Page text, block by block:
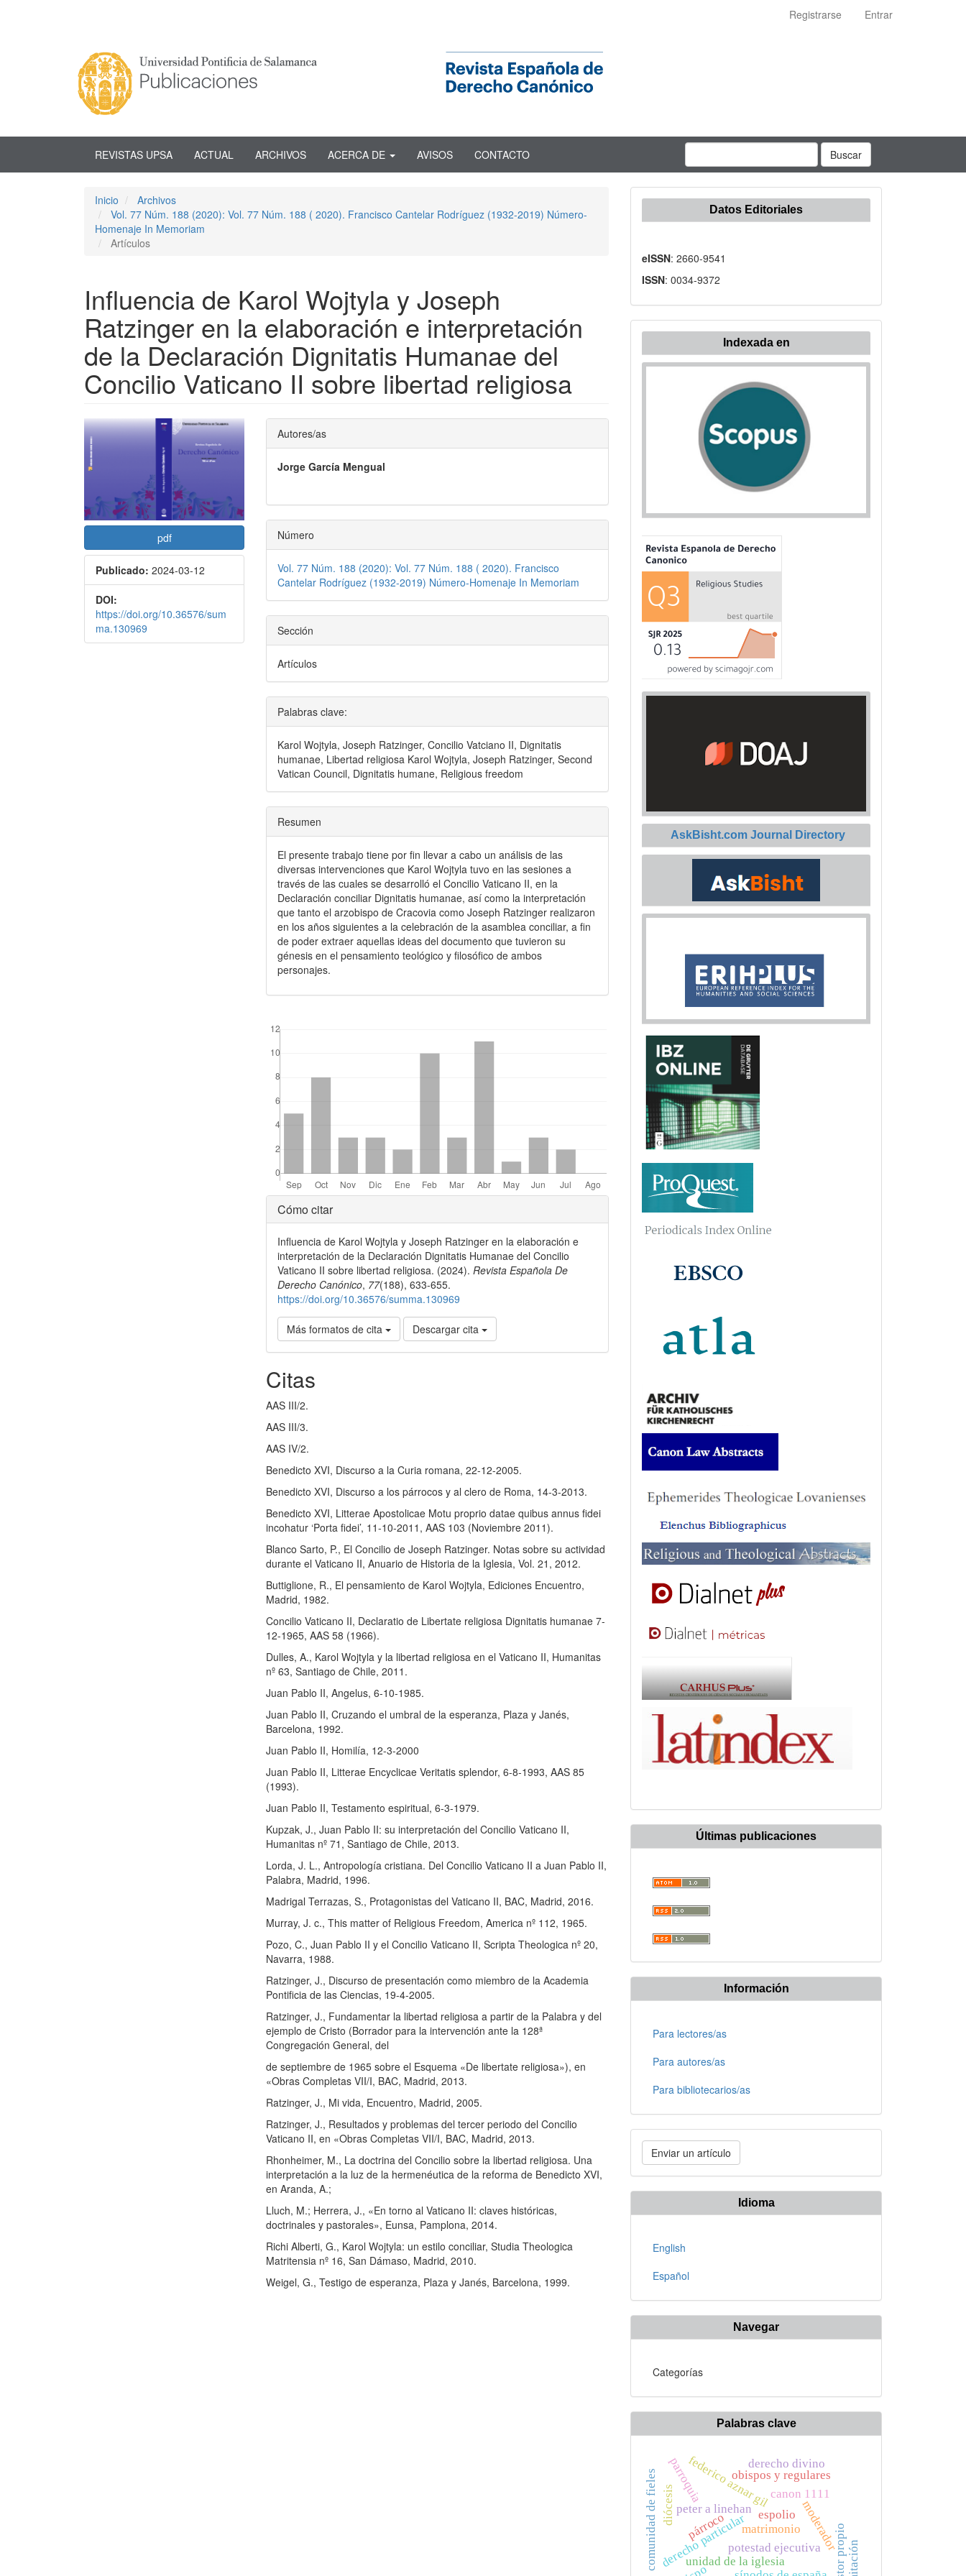
Registrarse Entrar
REVISTAS UPSA ACTUAL ARCHIVOS ACERCA DE AVISOS CONTACTO Buscar
Inicio
Archivos
Vol. 77 Núm. 188 (2020): Vol. 77 Núm. 188 ( 2020). Francisco Cantelar Rodríguez (1932-2019) Número-
Homenaje In Memoriam
Artículos
Influencia de Karol Wojtyla y Joseph
Ratzinger en la elaboración e interpretación
de la Declaración Dignitatis Humanae del
Concilio Vaticano II sobre libertad religiosa
Barra
lateral
del
artículo
pdf
Publicado: 2024-03-12
DOI:
https://doi.org/10.36576/sum
ma.130969
Contenido
principal
del
artículo
Autores/as
Jorge García Mengual
Número
Vol. 77 Núm. 188 (2020): Vol. 77 Núm. 188 ( 2020). Francisco
Cantelar Rodríguez (1932-2019) Número-Homenaje In Memoriam
Sección
Artículos
Palabras clave:
Karol Wojtyla, Joseph Ratzinger, Concilio Vatciano II, Dignitatis
humanae, Libertad religiosa Karol Wojtyla, Joseph Ratzinger, Second
Vatican Council, Dignitatis humane, Religious freedom
Resumen
El presente trabajo tiene por fin llevar a cabo un análisis de las
diversas intervenciones que Karol Wojtyla tuvo en las sesiones a
través de las cuales se desarrolló el Concilio Vaticano II, en la
Declaración conciliar Dignitatis humanae, así como la interpretación
que tanto el arzobispo de Cracovia como Joseph Ratzinger realizaron
en los años siguientes a la celebración de la asamblea conciliar, a fin
de poder extraer aquellas ideas del documento que tuvieron su
génesis en el pensamiento teológico y filosófico de ambos
personajes.
Detalles
del
artículo
Cómo citar
Influencia de Karol Wojtyla y Joseph Ratzinger en la elaboración e
interpretación de la Declaración Dignitatis Humanae del Concilio
Vaticano II sobre libertad religiosa. (2024).Revista Española De
Derecho Canónico, 77(188), 633-655.
https://doi.org/10.36576/summa.130969
Más formatos de cita Descargar cita
Citas
AAS III/2.
AAS III/3.
AAS IV/2.
Benedicto XVI, Discurso a la Curia romana, 22-12-2005.
Benedicto XVI, Discurso a los párrocos y al clero de Roma, 14-3-2013.
Benedicto XVI, Litterae Apostolicae Motu proprio datae quibus annus fidei
incohatur ‘Porta fidei’, 11-10-2011, AAS 103 (Noviembre 2011).
Blanco Sarto, P., El Concilio de Joseph Ratzinger. Notas sobre su actividad
durante el Vaticano II, Anuario de Historia de la Iglesia, Vol. 21, 2012.
Buttiglione, R., El pensamiento de Karol Wojtyla, Ediciones Encuentro,
Madrid, 1982.
Concilio Vaticano II, Declaratio de Libertate religiosa Dignitatis humanae 7-
12-1965, AAS 58 (1966).
Dulles, A., Karol Wojtyla y la libertad religiosa en el Vaticano II, Humanitas
nº 63, Santiago de Chile, 2011.
Juan Pablo II, Angelus, 6-10-1985.
Juan Pablo II, Cruzando el umbral de la esperanza, Plaza y Janés,
Barcelona, 1992.
Juan Pablo II, Homilía, 12-3-2000
Juan Pablo II, Litterae Encyclicae Veritatis splendor, 6-8-1993, AAS 85
(1993).
Juan Pablo II, Testamento espiritual, 6-3-1979.
Kupzak, J., Juan Pablo II: su interpretación del Concilio Vaticano II,
Humanitas nº 71, Santiago de Chile, 2013.
Lorda, J. L., Antropología cristiana. Del Concilio Vaticano II a Juan Pablo II,
Palabra, Madrid, 1996.
Madrigal Terrazas, S., Protagonistas del Vaticano II, BAC, Madrid, 2016.
Murray, J. c., This matter of Religious Freedom, America nº 112, 1965.
Pozo, C., Juan Pablo II y el Concilio Vaticano II, Scripta Theologica nº 20,
Navarra, 1988.
Ratzinger, J., Discurso de presentación como miembro de la Academia
Pontificia de las Ciencias, 19-4-2005.
Ratzinger, J., Fundamentar la libertad religiosa a partir de la Palabra y del
ejemplo de Cristo (Borrador para la intervención ante la 128ª
Congregación General, del
de septiembre de 1965 sobre el Esquema «De libertate religiosa»), en
«Obras Completas VII/I, BAC, Madrid, 2013.
Ratzinger, J., Mi vida, Encuentro, Madrid, 2005.
Ratzinger, J., Resultados y problemas del tercer periodo del Concilio
Vaticano II, en «Obras Completas VII/I, BAC, Madrid, 2013.
Rhonheimer, M., La doctrina del Concilio sobre la libertad religiosa. Una
interpretación a la luz de la hermenéutica de la reforma de Benedicto XVI,
en Aranda, A.;
Lluch, M.; Herrera, J., «En torno al Vaticano II: claves históricas,
doctrinales y pastorales», Eunsa, Pamplona, 2014.
Richi Alberti, G., Karol Wojtyla: un estilo conciliar, Studia Theologica
Matritensia nº 16, San Dámaso, Madrid, 2010.
Weigel, G., Testigo de esperanza, Plaza y Janés, Barcelona, 1999.
Datos Editoriales
eISSN: 2660-9541
ISSN: 0034-9372
Indexada
Indexada en
AskBisht.com Journal Directory
Últimas publicaciones
Información
Para lectores/as
Para autores/as
Para bibliotecarios/as
Enviar
un
artículo
Enviar un artículo
Idioma
English
Español
Navegar
Categorías
Palabras clave
peter a linehan
federico aznar gil
matrimonio
canon 1111
derecho particular
unidad de la iglesia
comunidad de fieles moderador
diócesisparroquia
párroco pastor propio
potestad ejecutiva
obispos y regulares
limitación
derecho divino
espolio